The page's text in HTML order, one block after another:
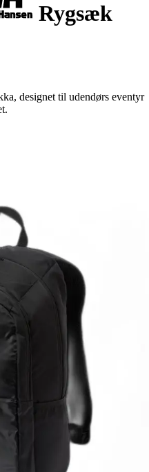
Rygsæk
designet til udendørs eventyr